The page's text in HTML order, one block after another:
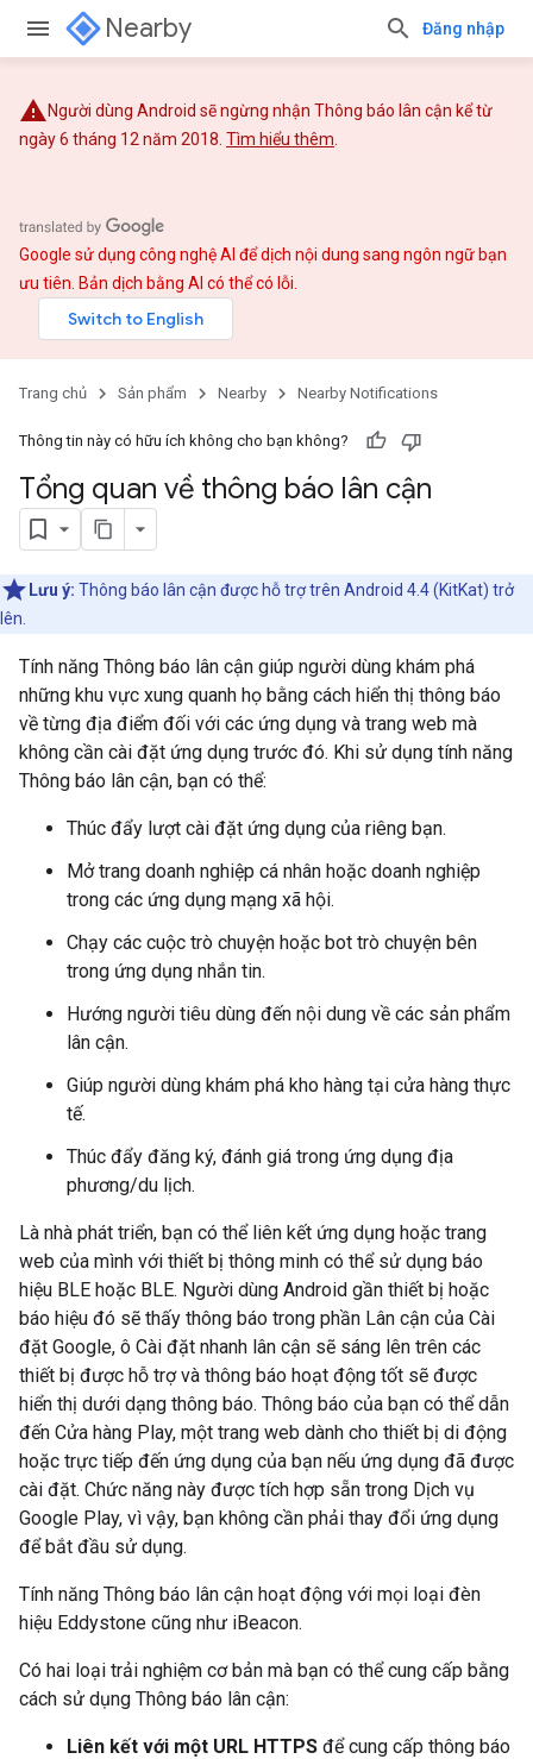
Nearby Đăng nhập
Người dùng Android sẽ ngừng nhận Thông báo lân cận kể từ
ngày 6 tháng 12 năm 2018. Tìm hiểu thêm
Google sử dụng công nghệ AI để dịch nội dung sang ngôn ngữ bạn
ưu tiên. Bản dịch bằng AI có thể có lỗi.
Trang chủ Sản phẩm Nearby Nearby Notifications
Thông tin này có hữu ích không cho bạn không?
Tổng quan về thông báo lân cận
Lưu ý: Thông báo lân cận được hỗ trợ trên Android 4.4 (KitKat) trở
lên.
Tính năng Thông báo lân cận giúp người dùng khám phá
những khu vực xung quanh họ bằng cách hiển thị thông báo
về từng địa điểm đối với các ứng dụng và trang web mà
không cần cài đặt ứng dụng trước đó. Khi sử dụng tính năng
Thông báo lân cận, bạn có thể:
Thúc đẩy lượt cài đặt ứng dụng của riêng bạn.
Mở trang doanh nghiệp cá nhân hoặc doanh nghiệp
trong các ứng dụng mạng xã hội.
Chạy các cuộc trò chuyện hoặc bot trò chuyện bên
trong ứng dụng nhắn tin.
Hướng người tiêu dùng đến nội dung về các sản phẩm
lân cận.
Giúp người dùng khám phá kho hàng tại cửa hàng thực
tế.
Thúc đẩy đăng ký, đánh giá trong ứng dụng địa
phương/du lịch.
Là nhà phát triển, bạn có thể liên kết ứng dụng hoặc trang
web của mình với thiết bị thông minh có thể sử dụng báo
hiệu BLE hoặc BLE. Người dùng Android gần thiết bị hoặc
báo hiệu đó sẽ thấy thông báo trong phần Lân cận của Cài
đặt Google, ô Cài đặt nhanh lân cận sẽ sáng lên trên các
thiết bị được hỗ trợ và thông báo hoạt động tốt sẽ được
hiển thị dưới dạng thông báo. Thông báo của bạn có thể dẫn
đến Cửa hàng Play, một trang web dành cho thiết bị di động
hoặc trực tiếp đến ứng dụng của bạn nếu ứng dụng đã được
cài đặt. Chức năng này được tích hợp sẵn trong Dịch vụ
Google Play, vì vậy, bạn không cần phải thay đổi ứng dụng
để bắt đầu sử dụng.
Tính năng Thông báo lân cận hoạt động với mọi loại đèn
hiệu Eddystone cũng như iBeacon.
Có hai loại trải nghiệm cơ bản mà bạn có thể cung cấp bằng
cách sử dụng Thông báo lân cận:
Liên kết với một URL HTTPS để cung cấp thông báo